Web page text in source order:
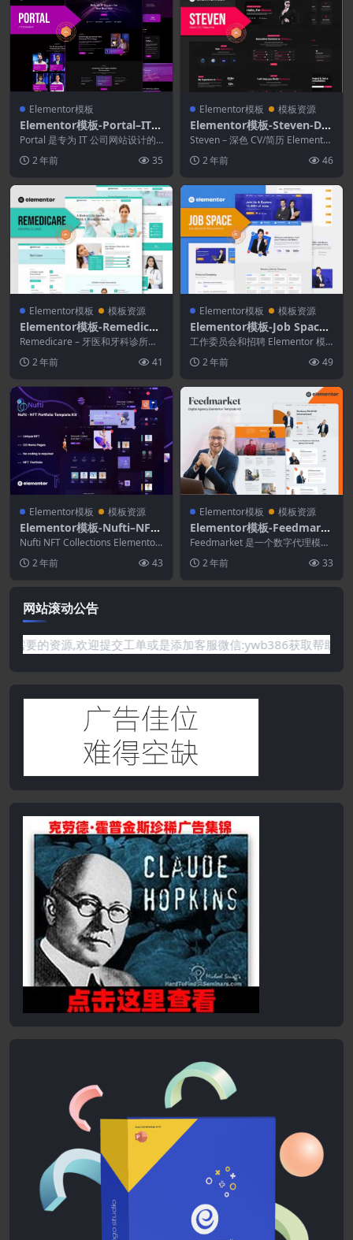
Elementor模板
Elementor模板-Portal–IT
公司Elementor模板套件
Portal 是专为 IT 公司网站设计的
2 年前 35
Elementor模板 模板资源
Elementor模板-Steven-Dar
k简历组合简历Elementor模
板套件
Steven – 深色 CV/简历 Elementor
2 年前 46
Elementor模板 模板资源
Elementor模板-Remedicar
e–牙医和牙科诊所模板套件
Remedicare – 牙医和牙科诊所主
2 年前 41
Elementor模板 模板资源
Elementor模板-Job Space–
工作委员会和招聘Elemento
r模板套件
工作委员会和招聘 Elementor 模
2 年前 49
Elementor模板 模板资源
Elementor模板-Nufti–NFT
Collections Elementor模板
工具包
Nufti NFT Collections Elementor
2 年前 43
Elementor模板 模板资源
Elementor模板-Feedmark
et–数字代理Elementor模板
工具包
Feedmarket 是一个数字代理模板
和专业方式...
2 年前 33
网站滚动公告
你需要的资源,欢迎提交工单或是添加客服微信:ywb386获取帮助